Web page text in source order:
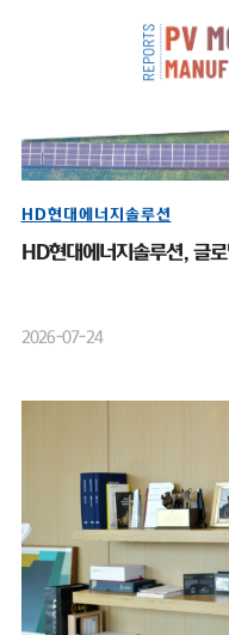
HD현대에너지솔루션
HD현대에너지솔루션, 글
2026-07-24